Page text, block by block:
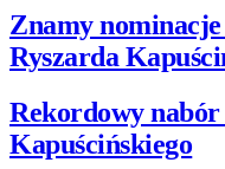
Znamy
Ryszarda
Rekordowy
Kapuścińskiego